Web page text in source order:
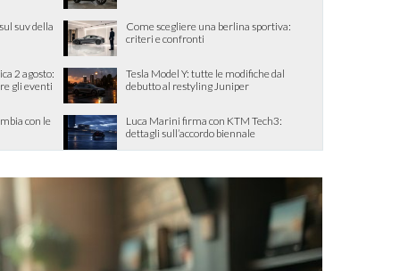
suv della
Come scegliere una berlina sportiva:
criteri e confronti
2 agosto:
gli eventi
Tesla Model Y: tutte le modifiche dal
debutto al restyling Juniper
con le
Luca Marini firma con KTM Tech3:
dettagli sull’accordo biennale